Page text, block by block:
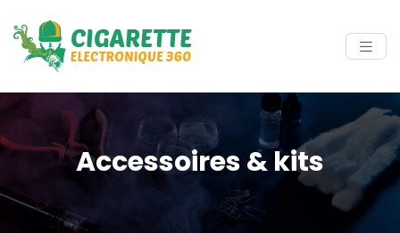
Accessoires & kits